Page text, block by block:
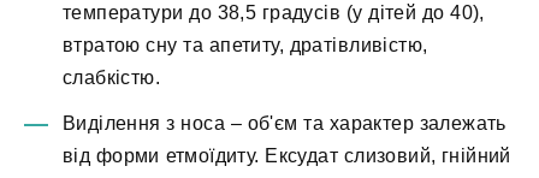
температури до 38,5 градусів (у дітей до 40),
втратою сну та апетиту, дратівливістю,
слабкістю.
Виділення з носа – об'єм та характер залежать
від форми етмоїдиту. Ексудат слизовий, гнійний